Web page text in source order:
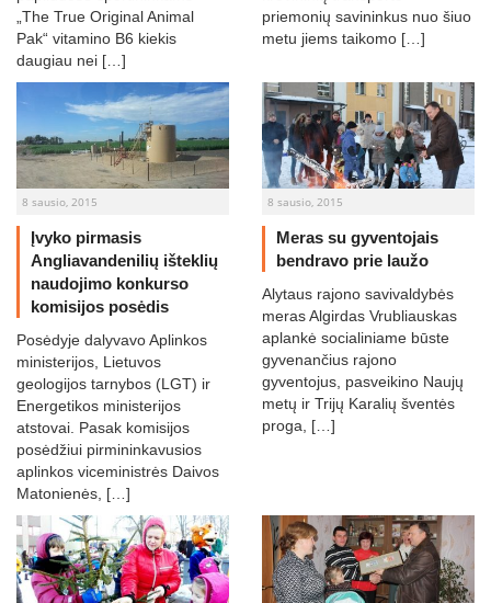
„The True Original Animal
Pak“ vitamino B6 kiekis
daugiau nei […]
priemonių savininkus nuo šiuo
metu jiems taikomo […]
8 sausio, 2015
Įvyko pirmasis
Angliavandenilių išteklių
naudojimo konkurso
komisijos posėdis
Posėdyje dalyvavo Aplinkos
ministerijos, Lietuvos
geologijos tarnybos (LGT) ir
Energetikos ministerijos
atstovai. Pasak komisijos
posėdžiui pirmininkavusios
aplinkos viceministrės Daivos
Matonienės, […]
8 sausio, 2015
Meras su gyventojais
bendravo prie laužo
Alytaus rajono savivaldybės
meras Algirdas Vrubliauskas
aplankė socialiniame būste
gyvenančius rajono
gyventojus, pasveikino Naujų
metų ir Trijų Karalių šventės
proga, […]